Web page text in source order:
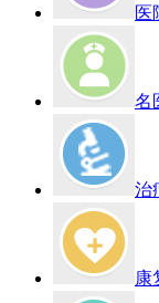
医
名
治
康